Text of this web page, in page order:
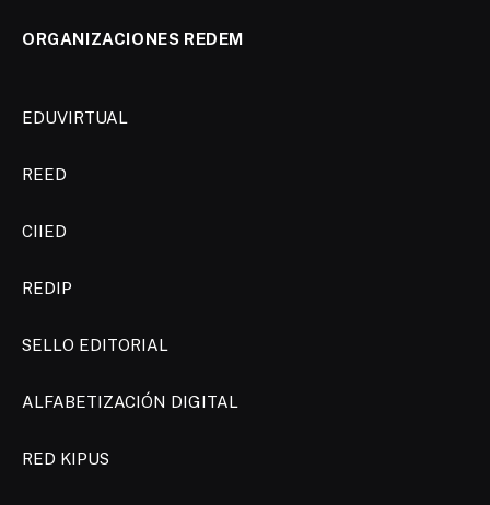
ORGANIZACIONES REDEM
EDUVIRTUAL
REED
CIIED
REDIP
SELLO EDITORIAL
ALFABETIZACIÓN DIGITAL
RED KIPUS